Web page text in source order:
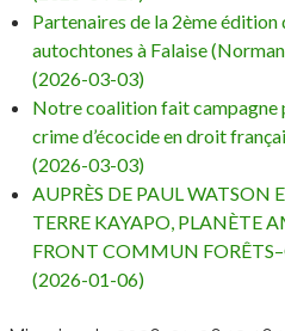
Partenaires de la 2ème édition
autochtones à Falaise
(2026-03-03)
Notre coalition fait campagne
crime d’écocide en droit
(2026-03-03)
AUPRÈS DE PAUL WATSON
TERRE KAYAPO, PLANÈTE
FRONT COMMUN
(2026-01-06)